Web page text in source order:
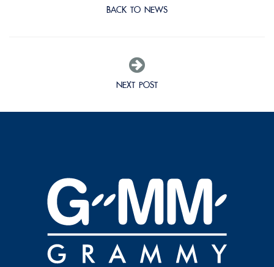
BACK TO NEWS
NEXT POST